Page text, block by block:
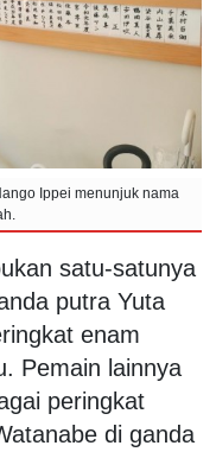
Ippei menunjuk nama
satu-satunya
putra Yuta
enam
Pemain lainnya
peringkat
di ganda